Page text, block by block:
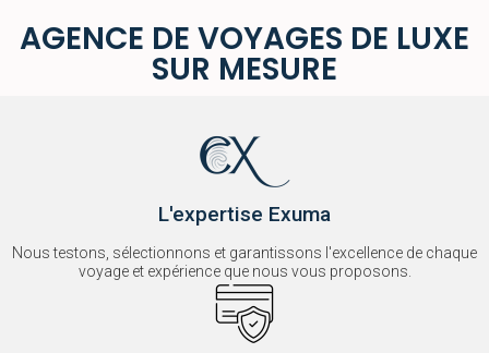
AGENCE DE VOYAGES DE LUXE
SUR MESURE
L'expertise Exuma
Nous testons, sélectionnons et garantissons l'excellence de chaque
voyage et expérience que nous vous proposons.